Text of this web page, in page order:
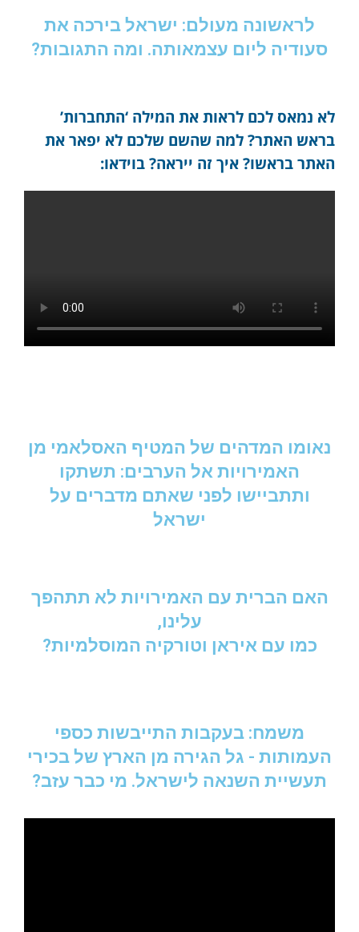
לראשונה מעולם: ישראל בירכה את
סעודיה ליום עצמאותה. ומה התגובות?
לא נמאס לכם לראות את המילה ‘התחברות’
בראש האתר? למה שהשם שלכם לא יפאר את
האתר בראשו? איך זה ייראה? בוידאו:
נאומו המדהים של המטיף האסלאמי מן
האמירויות אל הערבים: תשתקו
ותתביישו לפני שאתם מדברים על
ישראל
האם הברית עם האמירויות לא תתהפך
עלינו,
כמו עם איראן וטורקיה המוסלמיות?
משמח: בעקבות התייבשות כספי
העמותות - גל הגירה מן הארץ של בכירי
תעשיית השנאה לישראל. מי כבר עזב?